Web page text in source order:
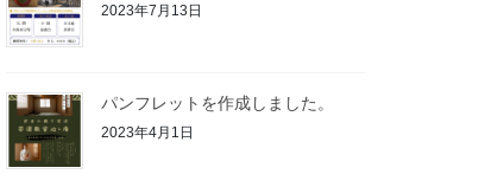
2023年7月13日
パンフレットを作成しました。
2023年4月1日